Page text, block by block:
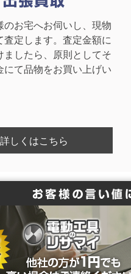
のお宅へお伺いし、現物
査定します。査定金額に
ましたら、原則としてそ
にて品物をお買い上げい
詳しくはこちら